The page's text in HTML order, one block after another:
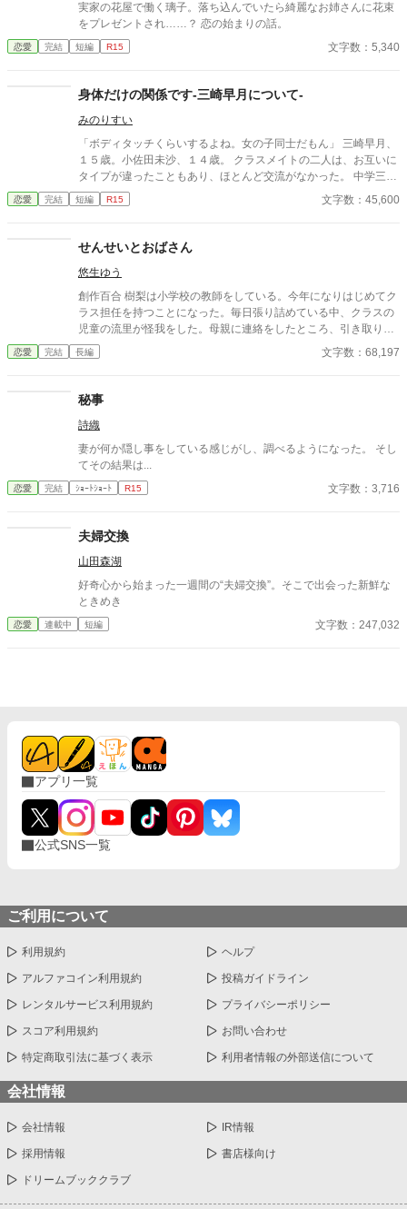
実家の花屋で働く璃子。落ち込んでいたら綺麗なお姉さんに花束
をプレゼントされ……？ 恋の始まりの話。
恋愛 完結 短編 R15 文字数：5,340
身体だけの関係です‐三崎早月について‐
みのりすい
「ボディタッチくらいするよね。女の子同士だもん」 三崎早月、
１５歳。小佐田未沙、１４歳。 クラスメイトの二人は、お互いに
タイプが違ったこともあり、ほとんど交流がなかった。 中学三年
生の春、そんな二人の関係が、少しだけ、動き出す。 ※百合作品
として執筆しましたが、男性キャラクターも多数おり、BL要素、
すが性描写を含みます。 12/11 ”原田巴について”投稿開始。→1
2/13 別作品として投稿しました。ご迷惑をおかけします。 身体
だけの関係です 原田巴について https://www.alphapolis.co.jp/no
vel/711270795/734700789 作者ツイッター： twitter/minori_sui
恋愛 完結 短編 R15 文字数：45,600
せんせいとおばさん
悠生ゆう
創作百合 樹梨は小学校の教師をしている。今年になりはじめてク
ラス担任を持つことになった。毎日張り詰めている中、クラスの
児童の流里が怪我をした。母親に連絡をしたところ、引き取りに
現れたのは流里の叔母のすみ枝だった。樹梨は、飄々としたすみ
枝に惹かれていく。 ※学校の先生のお仕事の実情は知りませんの
恋愛 完結 長編 文字数：68,197
秘事
詩織
妻が何か隠し事をしている感じがし、調べるようになった。 そし
てその結果は...
恋愛 完結 ｼｮｰﾄｼｮｰﾄ R15 文字数：3,716
夫婦交換
山田森湖
好奇心から始まった一週間の“夫婦交換”。そこで出会った新鮮な
ときめき
恋愛 連載中 短編 文字数：247,032
アプリ一覧
公式SNS一覧
ご利用について
利用規約 ヘルプ
アルファコイン利用規約 投稿ガイドライン
レンタルサービス利用規約 プライバシーポリシー
スコア利用規約 お問い合わせ
特定商取引法に基づく表示 利用者情報の外部送信について
会社情報
会社情報 IR情報
採用情報 書店様向け
ドリームブッククラブ